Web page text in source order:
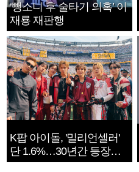
‘뺑소니 후 술타기 의혹’ 이
재룡 재판행
K팝 아이돌, '밀리언셀러'
단 1.6%…30년간 등장
1182개팀 전수조사